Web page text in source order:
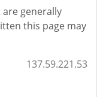
are generally
this page may
137.59.221.53